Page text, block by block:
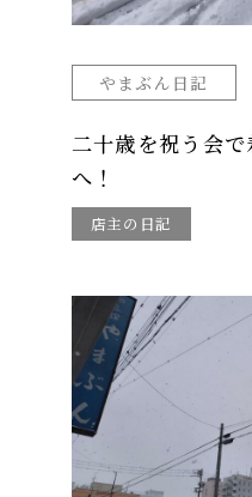
やまぶん日記
二十歳を祝う会
へ！
店主の日記